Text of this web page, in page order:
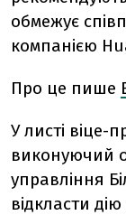
обмежує
компанією
Про це пише
У листі віце-
виконуючий
управління
відкласти